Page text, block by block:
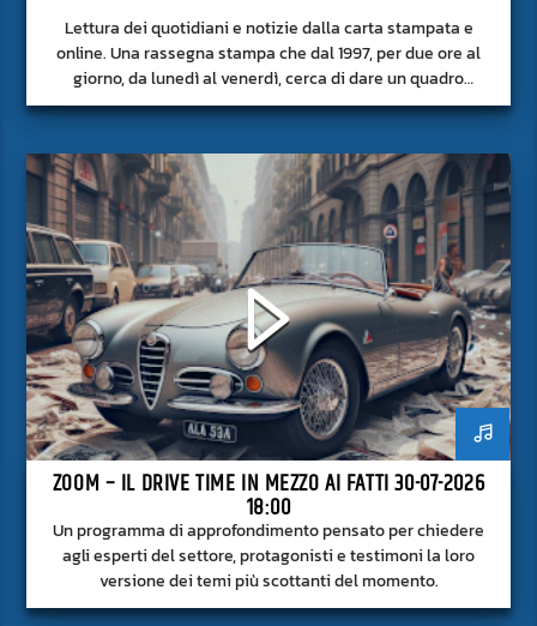
Lettura dei quotidiani e notizie dalla carta stampata e
online. Una rassegna stampa che dal 1997, per due ore al
giorno, da lunedì al venerdì, cerca di dare un quadro
approfondito delle notizie del giorno, senza fermarsi alla
ZOOM – IL DRIVE TIME IN MEZZO AI FATTI 30-07-2026
18:00
Un programma di approfondimento pensato per chiedere
agli esperti del settore, protagonisti e testimoni la loro
versione dei temi più scottanti del momento.